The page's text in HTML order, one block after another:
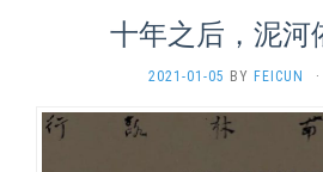
十年之后，泥河
2021-01-05 BY FEICUN ·